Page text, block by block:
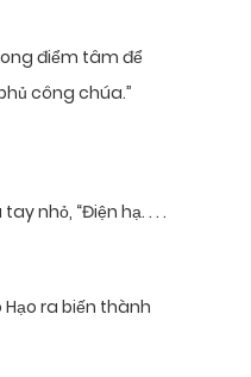
điểm tâm để
công chúa.”
nhỏ, “Điện hạ. . . .
ra biến thành